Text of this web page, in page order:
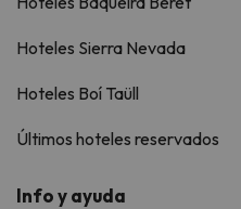
Hoteles Sierra Nevada
Hoteles Boí Taüll
Últimos hoteles reservados
Info y ayuda